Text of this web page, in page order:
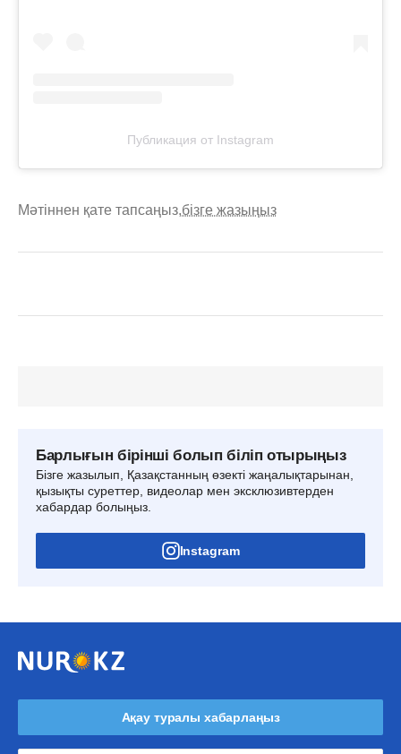
Публикация от Instagram
Мәтіннен қате тапсаңыз,бізге жазыңыз
Барлығын бірінші болып біліп отырыңыз
Бізге жазылып, Қазақстанның өзекті жаңалықтарынан,
қызықты суреттер, видеолар мен эксклюзивтерден
хабардар болыңыз.
Instagram
Ақау туралы хабарлаңыз